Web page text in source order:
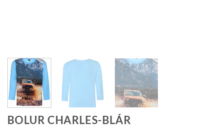
BOLUR CHARLES-BLÁR